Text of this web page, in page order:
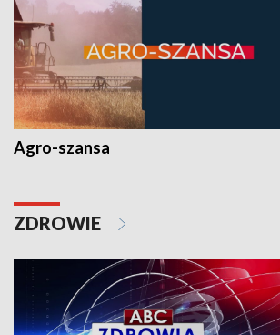
Agro-szansa
ZDROWIE